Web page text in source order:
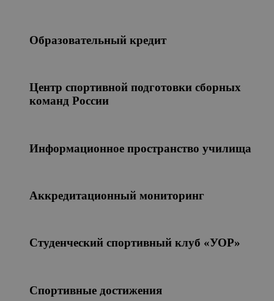
Образовательный кредит
Центр спортивной подготовки сборных
команд России
Информационное пространство училища
Аккредитационный мониторинг
Студенческий спортивный клуб «УОР»
Спортивные достижения